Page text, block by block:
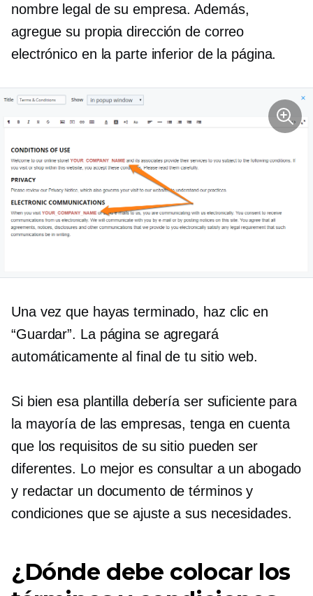
nombre legal de su empresa. Además,
agregue su propia dirección de correo
electrónico en la parte inferior de la página.
Una vez que hayas terminado, haz clic en
“Guardar”. La página se agregará
automáticamente al final de tu sitio web.
Si bien esa plantilla debería ser suficiente para
la mayoría de las empresas, tenga en cuenta
que los requisitos de su sitio pueden ser
diferentes. Lo mejor es consultar a un abogado
y redactar un documento de términos y
condiciones que se ajuste a sus necesidades.
¿Dónde debe colocar los